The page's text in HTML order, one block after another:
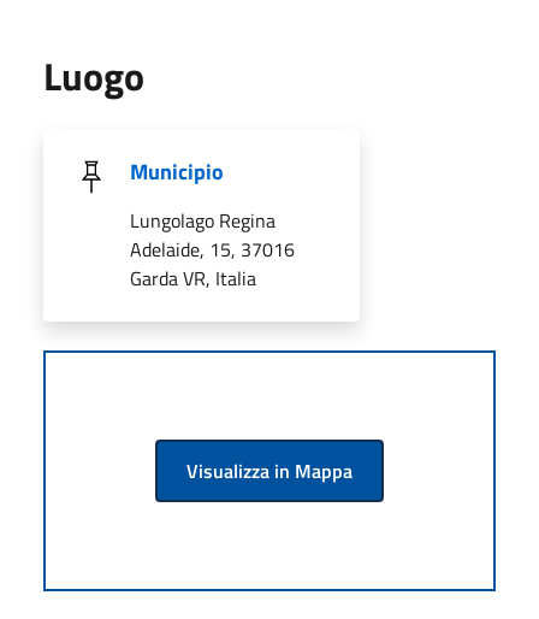
Luogo
Municipio
Lungolago Regina
Adelaide, 15, 37016
Garda VR, Italia
Visualizza in Mappa